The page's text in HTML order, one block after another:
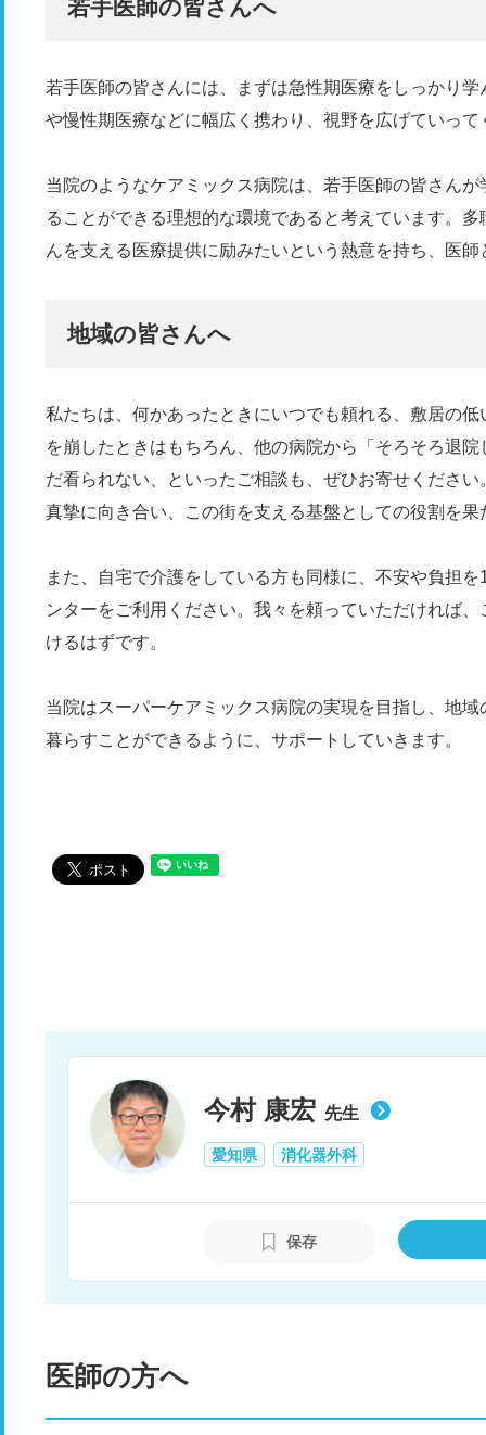
若手医師の皆さんへ
若手医師の皆さんには、まずは急性期医療をしっかり
や慢性期医療などに幅広く携わり、視野を広げていって
当院のようなケアミックス病院は、若手医師の皆さん
ることができる理想的な環境であると考えています。
んを支える医療提供に励みたいという熱意を持ち、医
地域の皆さんへ
私たちは、何かあったときにいつでも頼れる、敷居の
を崩したときはもちろん、他の病院から「そろそろ退
だ看られない、といったご相談も、ぜひお寄せくださ
真摯に向き合い、この街を支える基盤としての役割を果
また、自宅で介護をしている方も同様に、不安や負担
ンターをご利用ください。我々を頼っていただければ
けるはずです。
当院はスーパーケアミックス病院の実現を目指し、地
暮らすことができるように、サポートしていきます。
今村 康宏 先生
愛知県 消化器外科
保存
医師の方へ